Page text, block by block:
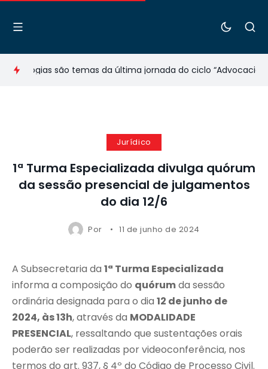
são temas da última jornada do ciclo “Advocacia em
Jurídico
1ª Turma Especializada divulga quórum
da sessão presencial de julgamentos
do dia 12/6
Por 11 de junho de 2024
A Subsecretaria da 1ª Turma Especializada
informa a composição do quórumda sessão
ordinária designada para o dia 12 de junho de
2024, às 13h, através da MODALIDADE
PRESENCIAL, ressaltando que sustentações orais
poderão ser realizadas por videoconferência, nos
termos do art. 937, § 4º do Código de Processo Civil.